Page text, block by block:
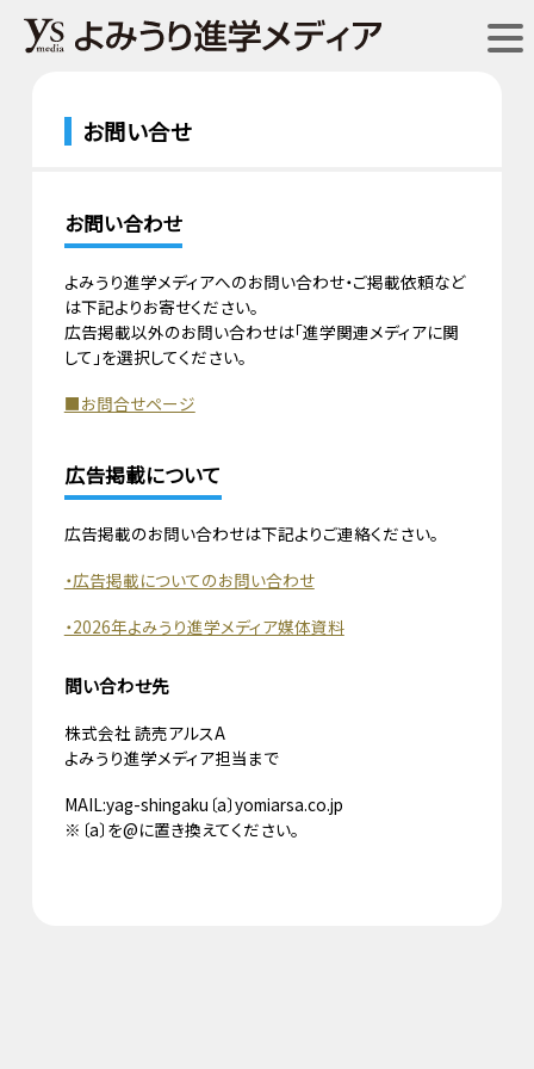
お問い合せ
お問い合わせ
よみうり進学メディアへのお問い合わせ・ご掲載依頼など
は下記よりお寄せください。
広告掲載以外のお問い合わせは「進学関連メディアに関
して」を選択してください。
■お問合せページ
広告掲載について
広告掲載のお問い合わせは下記よりご連絡ください。
・広告掲載についてのお問い合わせ
・2026年よみうり進学メディア媒体資料
問い合わせ先
株式会社 読売アルスA
よみうり進学メディア担当まで
MAIL:yag-shingaku〔a〕yomiarsa.co.jp
※〔a〕を@に置き換えてください。